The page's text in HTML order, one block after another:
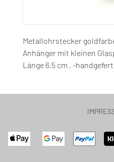
Metallohrstecker
Anhänger mit kleinen
Länge 6,5 cm , -